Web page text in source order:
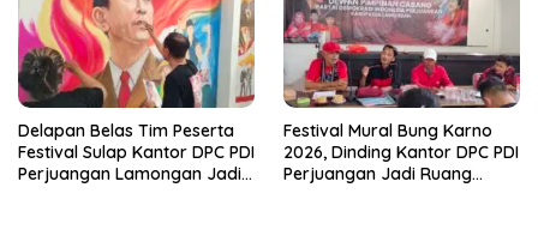
Delapan Belas Tim Peserta
Festival Sulap Kantor DPC PDI
Perjuangan Lamongan Jadi
Festival Mural Bung Karno
2026, Dinding Kantor DPC PDI
Perjuangan Jadi Ruang